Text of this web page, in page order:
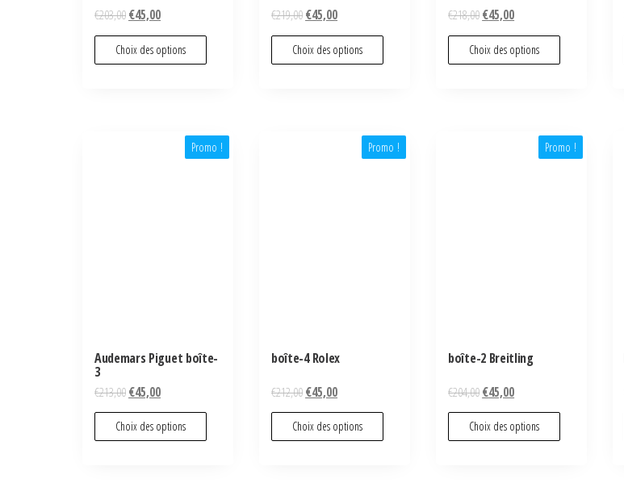
€203,00€45,00
Choix des options
€219,00€45,00
Choix des options
€218,00€45,00
Choix des options
Promo !
Audemars Piguet boîte-
3
€213,00€45,00
Choix des options
Promo !
boîte-4 Rolex
€212,00€45,00
Choix des options
Promo !
boîte-2 Breitling
€204,00€45,00
Choix des options